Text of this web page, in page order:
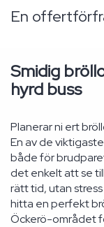
En
Smidig
hyrd buss
Planerar ni ert
En av de
både för
det enkelt att se
rätt tid, utan
hitta en perfekt
Öckerö-området